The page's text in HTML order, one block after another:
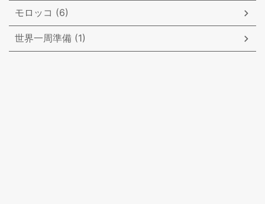
モロッコ (6)
世界一周準備 (1)